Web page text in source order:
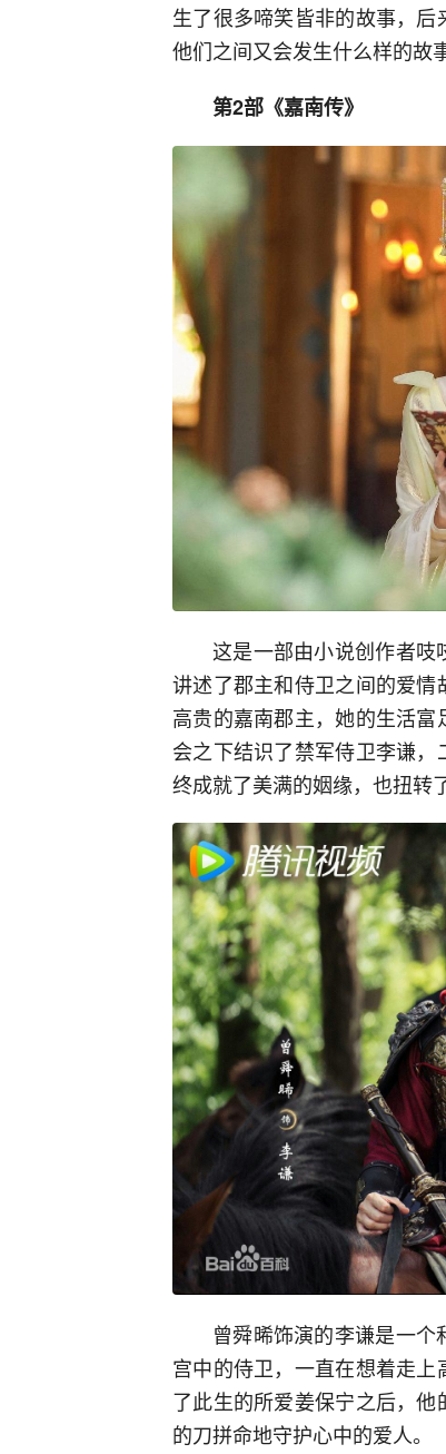
生了很多啼笑皆非的故事，后
他们之间又会发生什么样的故
第2部《嘉南传》
这是一部由小说创作者
讲述了郡主和侍卫之间的爱
高贵的嘉南郡主，她的生活
会之下结识了禁军侍卫李谦
终成就了美满的姻缘，也扭转
曾舜晞饰演的李谦是一
宫中的侍卫，一直在想着走
了此生的所爱姜保宁之后，
的刀拼命地守护心中的爱人。